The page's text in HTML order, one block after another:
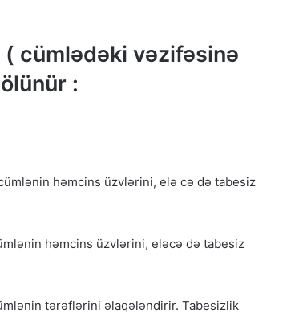
cümlədəki vəzifəsinə
:
həmcins üzvlərini, elə cə də tabesiz
həmcins üzvlərini, eləcə də tabesiz
tərəflərini əlaqələndirir. Tabesizlik